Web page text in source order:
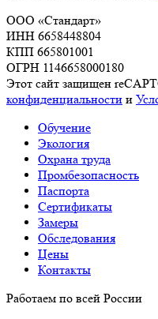
ООО «Стандарт»
ИНН 6658448804
КПП 665801001
ОГРН 1146658000180
Этот сайт защищен
конфиденциальности и
Обучение
Экология
Охрана труда
Промбезопасность
Паспорта
Сертификаты
Замеры
Обследования
Цены
Контакты
Работаем по всей России